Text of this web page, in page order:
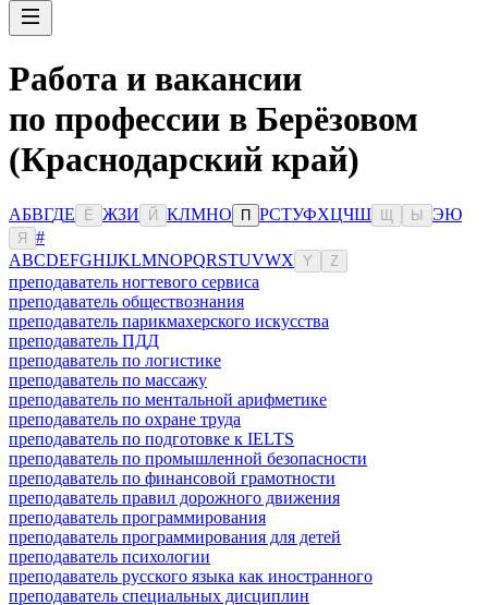
Работа и вакансии
по профессии в Берёзовом
(Краснодарский край)
АБВГДЕ Ё ЖЗИ Й КЛМНО П РСТУФХЦЧШ Ы ЭЮ
Я
#
ABCDEFGHIJKLMNOPQRSTUVWX Y Z
преподаватель ногтевого сервиса
преподаватель обществознания
преподаватель парикмахерского искусства
преподаватель ПДД
преподаватель по логистике
преподаватель по массажу
преподаватель по ментальной арифметике
преподаватель по охране труда
преподаватель по подготовке к IELTS
преподаватель по промышленной безопасности
преподаватель по финансовой грамотности
преподаватель правил дорожного движения
преподаватель программирования
преподаватель программирования для детей
преподаватель психологии
преподаватель русского языка как иностранного
преподаватель специальных дисциплин